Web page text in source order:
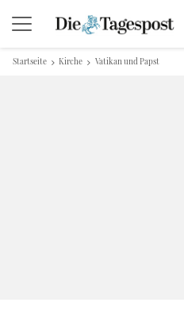
Startseite Kirche Vatikan und Papst